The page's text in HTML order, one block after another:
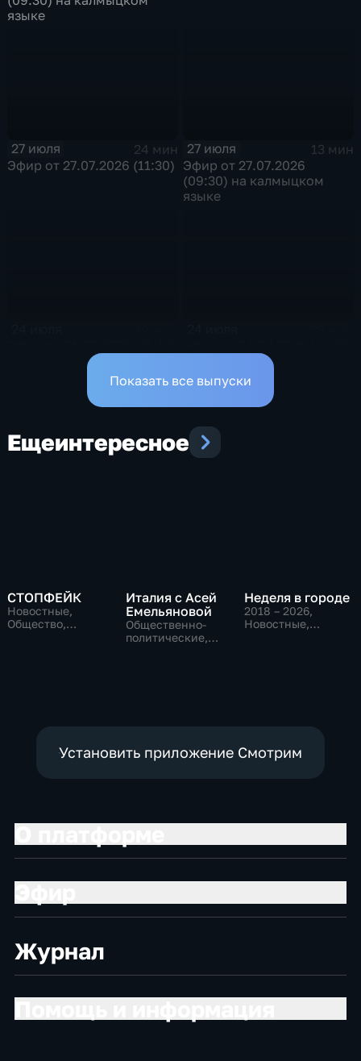
языке
27 июля
24 мин
Эфир от 27.07.2026 (11:30)
27 июля
13 мин
Эфир от 27.07.2026
(09:30) на калмыцком
языке
Показать все выпуски
Ещеинтересное
СТОПФЕЙК
Новостные,
Общество,
Италия с Асей
Емельяновой
Общественно-
политические,
Неделя в городе
2018 – 2026,
Новостные,
Установить приложение Смотрим
Журнал